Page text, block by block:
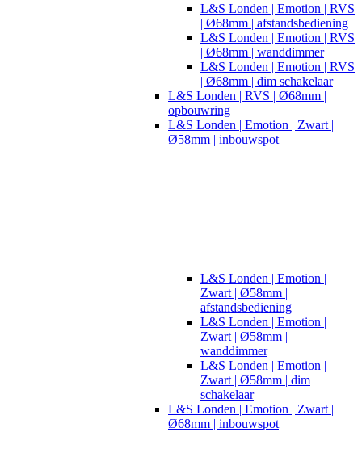
L&S Londen | Emotion | RVS
| Ø68mm | afstandsbediening
L&S Londen | Emotion | RVS
| Ø68mm | wanddimmer
L&S Londen | Emotion | RVS
| Ø68mm | dim schakelaar
L&S Londen | RVS | Ø68mm |
opbouwring
L&S Londen | Emotion | Zwart |
Ø58mm | inbouwspot
L&S Londen | Emotion |
Zwart | Ø58mm |
afstandsbediening
L&S Londen | Emotion |
Zwart | Ø58mm |
wanddimmer
L&S Londen | Emotion |
Zwart | Ø58mm | dim
schakelaar
L&S Londen | Emotion | Zwart |
Ø68mm | inbouwspot